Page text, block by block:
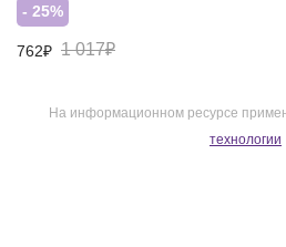
- 25%
762₽ 1 017₽
На информационном ресурсе
технологии